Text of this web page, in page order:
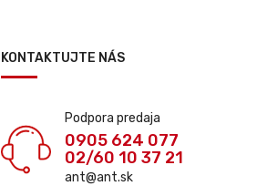
KONTAKTUJTE NÁS
Podpora predaja
0905 624 077
02/60 10 37 21
ant@ant.sk